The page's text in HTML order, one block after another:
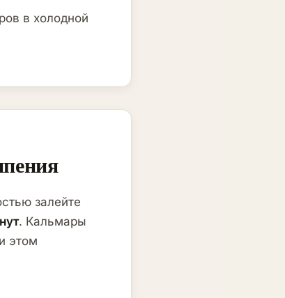
в холодной
залейте
. Кальмары
этом